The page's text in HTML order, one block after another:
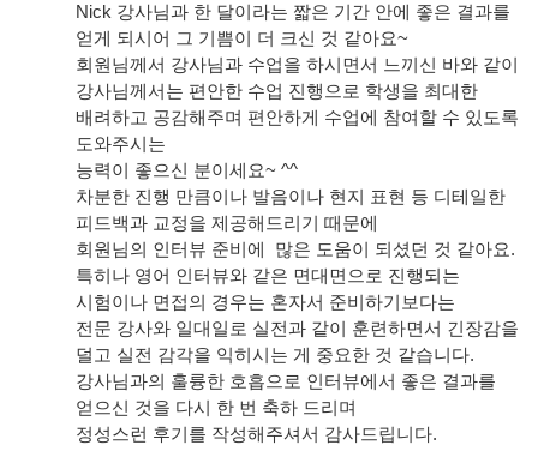
Nick 강사님과 한 달이라는 짧은 기간 안에 좋은 결과를
얻게 되시어 그 기쁨이 더 크신 것 같아요~
회원님께서 강사님과 수업을 하시면서 느끼신 바와 같이
강사님께서는 편안한 수업 진행으로 학생을 최대한
배려하고 공감해주며 편안하게 수업에 참여할 수 있도록
도와주시는
능력이 좋으신 분이세요~ ^^
차분한 진행 만큼이나 발음이나 현지 표현 등 디테일한
피드백과 교정을 제공해드리기 때문에
회원님의 인터뷰 준비에 많은 도움이 되셨던 것 같아요.
특히나 영어 인터뷰와 같은 면대면으로 진행되는
시험이나 면접의 경우는 혼자서 준비하기보다는
전문 강사와 일대일로 실전과 같이 훈련하면서 긴장감을
덜고 실전 감각을 익히시는 게 중요한 것 같습니다.
강사님과의 훌륭한 호흡으로 인터뷰에서 좋은 결과를
얻으신 것을 다시 한 번 축하 드리며
정성스런 후기를 작성해주셔서 감사드립니다.